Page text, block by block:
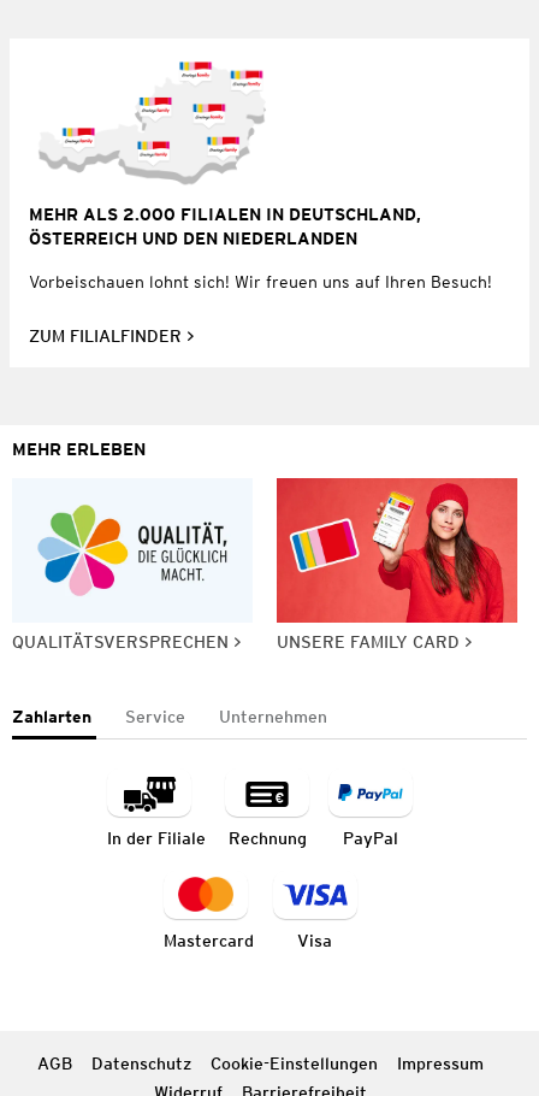
MEHR ALS 2.000 FILIALEN IN DEUTSCHLAND,
ÖSTERREICH UND DEN NIEDERLANDEN
Vorbeischauen lohnt sich! Wir freuen uns auf Ihren Besuch!
ZUM FILIALFINDER
MEHR ERLEBEN
QUALITÄTSVERSPRECHEN UNSERE FAMILY CARD
Zahlarten Service Unternehmen
In der Filiale Rechnung PayPal
Mastercard Visa
AGB Datenschutz Cookie-Einstellungen
Impressum
Widerruf
Barrierefreiheit